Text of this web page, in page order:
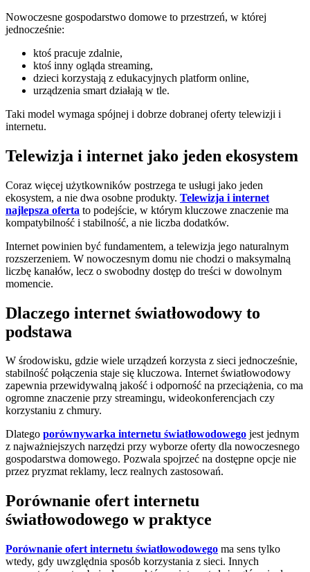
Nowoczesne gospodarstwo domowe to przestrzeń, w której
jednocześnie:
ktoś pracuje zdalnie,
ktoś inny ogląda streaming,
dzieci korzystają z edukacyjnych platform online,
urządzenia smart działają w tle.
Taki model wymaga spójnej i dobrze dobranej oferty telewizji i
internetu.
Telewizja i internet jako jeden ekosystem
Coraz więcej użytkowników postrzega te usługi jako jeden
ekosystem, a nie dwa osobne produkty. Telewizja i internet
najlepsza oferta to podejście, w którym kluczowe znaczenie ma
kompatybilność i stabilność, a nie liczba dodatków.
Internet powinien być fundamentem, a telewizja jego naturalnym
rozszerzeniem. W nowoczesnym domu nie chodzi o maksymalną
liczbę kanałów, lecz o swobodny dostęp do treści w dowolnym
momencie.
Dlaczego internet światłowodowy to
podstawa
W środowisku, gdzie wiele urządzeń korzysta z sieci jednocześnie,
stabilność połączenia staje się kluczowa. Internet światłowodowy
zapewnia przewidywalną jakość i odporność na przeciążenia, co ma
ogromne znaczenie przy streamingu, wideokonferencjach czy
korzystaniu z chmury.
Dlatego porównywarka internetu światłowodowego jest jednym
z najważniejszych narzędzi przy wyborze oferty dla nowoczesnego
gospodarstwa domowego. Pozwala spojrzeć na dostępne opcje nie
przez pryzmat reklamy, lecz realnych zastosowań.
Porównanie ofert internetu
światłowodowego w praktyce
Porównanie ofert internetu światłowodowego ma sens tylko
wtedy, gdy uwzględnia sposób korzystania z sieci. Innych